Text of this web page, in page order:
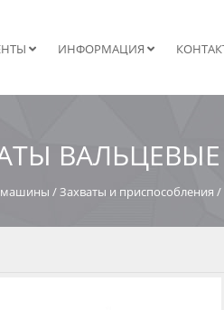
ИНФОРМАЦИЯ
машины /Захваты и приспособления /